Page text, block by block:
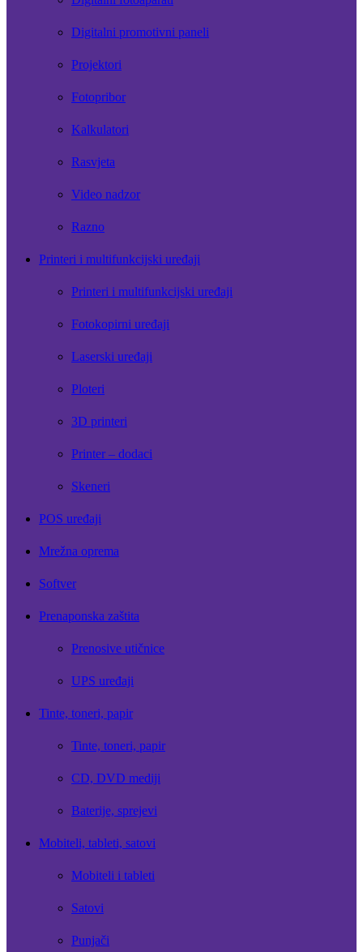
Digitalni promotivni paneli
Projektori
Fotopribor
Kalkulatori
Rasvjeta
Video nadzor
Razno
Printeri i multifunkcijski uređaji
Printeri i multifunkcijski uređaji
Fotokopirni uređaji
Laserski uređaji
Ploteri
3D printeri
Printer – dodaci
Skeneri
POS uređaji
Mrežna oprema
Softver
Prenaponska zaštita
Prenosive utičnice
UPS uređaji
Tinte, toneri, papir
Tinte, toneri, papir
CD, DVD mediji
Baterije, sprejevi
Mobiteli, tableti, satovi
Mobiteli i tableti
Satovi
Punjači